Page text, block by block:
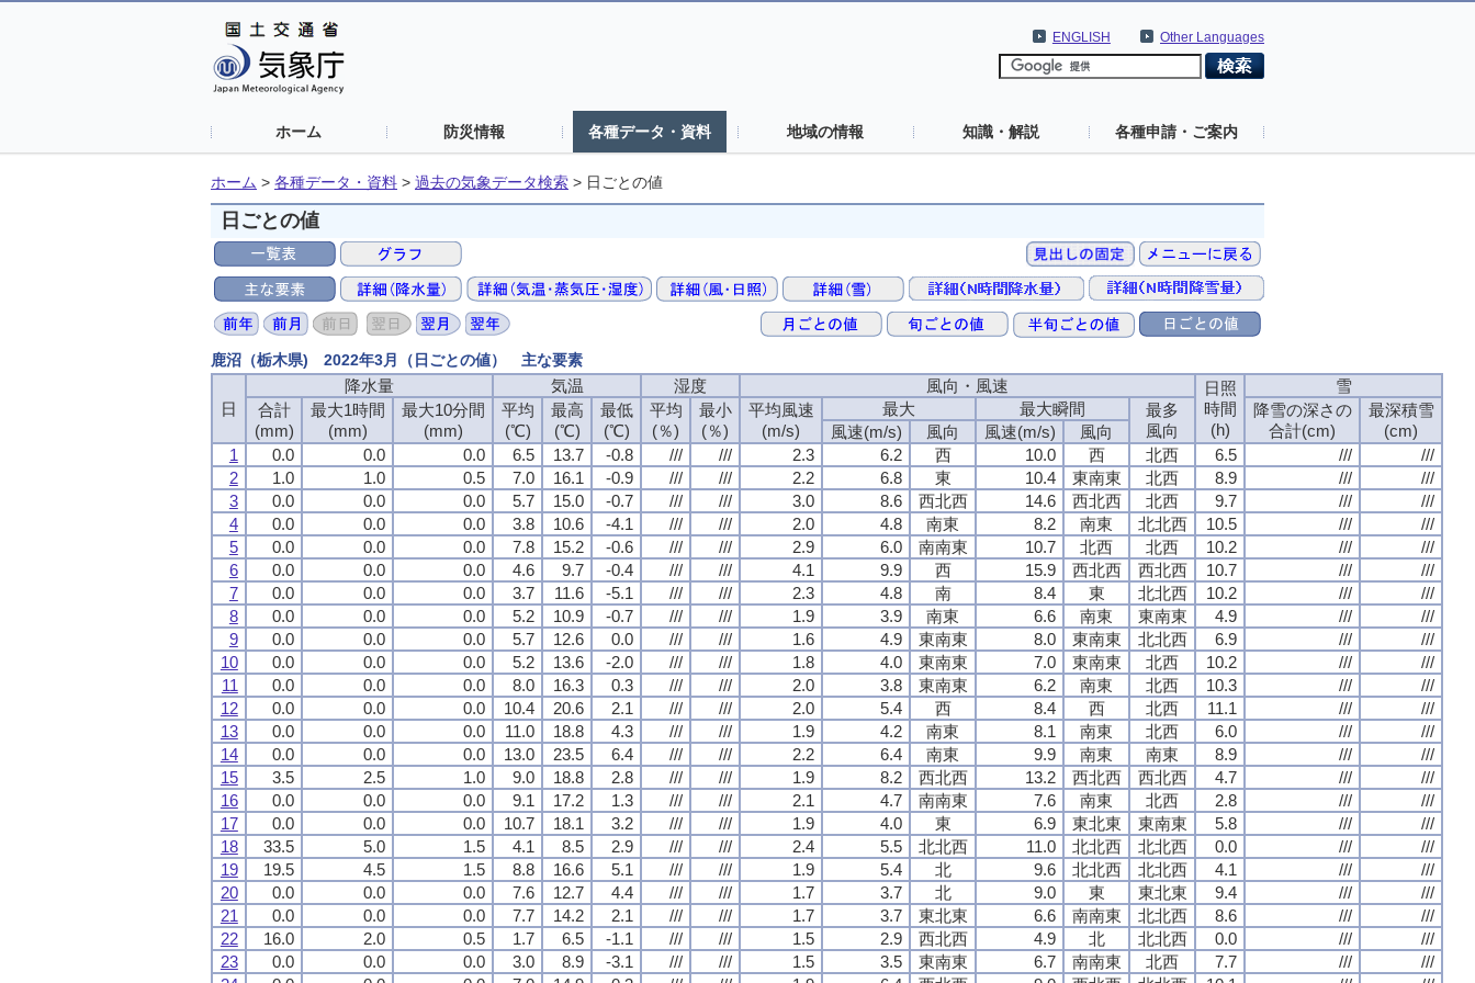
Other Languages
ENGLISH
ホーム 防災情報 各種データ・資料 地域の情報 知識・解説 各種申請・ご案内
ホーム > 各種データ・資料 > 過去の気象データ検索 > 日ごとの値
日ごとの値
鹿沼（栃木県) 2022年3月（日ごとの値） 主な要素
日
降水量 気温 湿度 風向・風速
日照
時間
(h)
雪
合計
(mm)
最大1時間
(mm)
最大10分間
(mm)
平均
(℃)
最高
(℃)
最低
(℃)
平均
(％)
最小
(％)
平均風速
(m/s)
最大 最大瞬間
最多
風向
降雪の深さの
合計(cm)
最深積雪
(cm)
風速(m/s) 風向 風速(m/s)
風向
1
0.0 0.0 0.0 6.5 13.7 -0.8 /// /// 2.3 6.2 西 10.0 西 北西 6.5 ///
///
2
1.0 1.0 0.5 7.0 16.1 -0.9 /// /// 2.2 6.8 東 10.4 東南東 北西 8.9 ///
///
3
0.0 0.0 0.0 5.7 15.0 -0.7 /// /// 3.0 8.6 西北西 14.6 西北西 北西 9.7 ///
///
4
0.0 0.0 0.0 3.8 10.6 -4.1 /// /// 2.0 4.8 南東 8.2 南東 北北西 10.5 ///
///
5
0.0 0.0 0.0 7.8 15.2 -0.6 /// /// 2.9 6.0 南南東 10.7 北西 北西 10.2 ///
///
6
0.0 0.0 0.0 4.6 9.7 -0.4 /// /// 4.1 9.9 西 15.9 西北西 西北西 10.7 ///
///
7
0.0 0.0 0.0 3.7 11.6 -5.1 /// /// 2.3 4.8 南 8.4 東 北北西 10.2 ///
///
8
0.0 0.0 0.0 5.2 10.9 -0.7 /// /// 1.9 3.9 南東 6.6 南東 東南東 4.9 ///
///
9
0.0 0.0 0.0 5.7 12.6 0.0 /// /// 1.6 4.9 東南東 8.0 東南東 北北西 6.9 ///
///
10
0.0 0.0 0.0 5.2 13.6 -2.0 /// /// 1.8 4.0 東南東 7.0 東南東 北西 10.2 ///
///
11
0.0 0.0 0.0 8.0 16.3 0.3 /// /// 2.0 3.8 東南東 6.2 南東 北西 10.3 ///
///
12
0.0 0.0 0.0 10.4 20.6 2.1 /// /// 2.0 5.4 西 8.4 西 北西 11.1 ///
///
13
0.0 0.0 0.0 11.0 18.8 4.3 /// /// 1.9 4.2 南東 8.1 南東 北西 6.0 ///
///
14
0.0 0.0 0.0 13.0 23.5 6.4 /// /// 2.2 6.4 南東 9.9 南東 南東 8.9 ///
///
15
3.5 2.5 1.0 9.0 18.8 2.8 /// /// 1.9 8.2 西北西 13.2 西北西 西北西 4.7 ///
///
16
0.0 0.0 0.0 9.1 17.2 1.3 /// /// 2.1 4.7 南南東 7.6 南東 北西 2.8 ///
///
17
0.0 0.0 0.0 10.7 18.1 3.2 /// /// 1.9 4.0 東 6.9 東北東 東南東 5.8 ///
///
18
33.5 5.0 1.5 4.1 8.5 2.9 /// /// 2.4 5.5 北北西 11.0 北北西 北北西 0.0 ///
///
19
19.5 4.5 1.5 8.8 16.6 5.1 /// /// 1.9 5.4 北 9.6 北北西 北北西 4.1 ///
///
20
0.0 0.0 0.0 7.6 12.7 4.4 /// /// 1.7 3.7 北 9.0 東 東北東 9.4 ///
///
21
0.0 0.0 0.0 7.7 14.2 2.1 /// /// 1.7 3.7 東北東 6.6 南南東 北北西 8.6 ///
///
22
16.0 2.0 0.5 1.7 6.5 -1.1 /// /// 1.5 2.9 西北西 4.9 北 北北西 0.0 ///
///
23
0.0 0.0 0.0 3.0 8.9 -3.1 /// /// 1.5 3.5 東南東 6.7 南南東 北西 7.7 ///
///